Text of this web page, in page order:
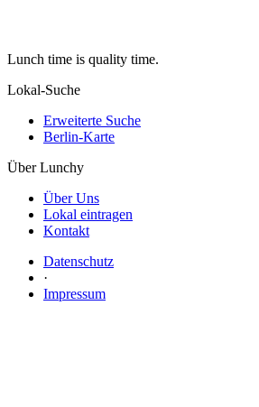
Lunch time is quality time.
Lokal-Suche
Erweiterte Suche
Berlin-Karte
Über Lunchy
Über Uns
Lokal eintragen
Kontakt
Datenschutz
·
Impressum